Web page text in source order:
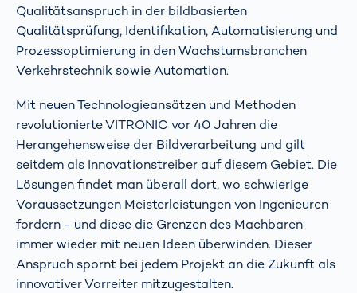
Qualitätsanspruch in der bildbasierten
Qualitätsprüfung, Identifikation, Automatisierung und
Prozessoptimierung in den Wachstumsbranchen
Verkehrstechnik sowie Automation.
Mit neuen Technologieansätzen und Methoden
revolutionierte VITRONIC vor 40 Jahren die
Herangehensweise der Bildverarbeitung und gilt
seitdem als Innovationstreiber auf diesem Gebiet. Die
Lösungen findet man überall dort, wo schwierige
Voraussetzungen Meisterleistungen von Ingenieuren
fordern - und diese die Grenzen des Machbaren
immer wieder mit neuen Ideen überwinden. Dieser
Anspruch spornt bei jedem Projekt an die Zukunft als
innovativer Vorreiter mitzugestalten.